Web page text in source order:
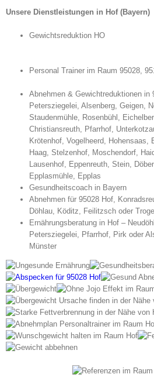
Unsere Dienstleistungen in Hof (Bayern)
Gewichtsreduktion HO
Personal Trainer im Raum 95028,
Abnehmen & Gewichtreduktionen in
Petersziegelei, Alsenberg, Geigen,
Staudenmühle, Rosenbühl,
Christiansreuth, Pfarrhof,
Krötenhof, Vogelheerd, Hohensaas,
Haag, Stelzenhof, Moschendorf,
Lausenhof, Eppenreuth, Stein,
Epplasmühle, Epplas
Gesundheitscoach in Bayern
Abnehmen für 95028 Hof,
Döhlau, Köditz, Feilitzsch oder
Ernährungsberatung in Hof –
Petersziegelei, Pfarrhof, Pirk oder
Münster